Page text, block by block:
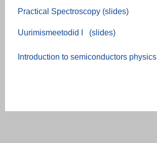
Practical Spectroscopy (slides)
Uurimismeetodid I (slides)
Introduction to semiconductors physics